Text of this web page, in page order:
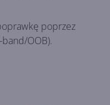
poprzez
OOB).